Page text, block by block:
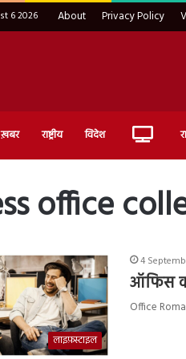
6 2026 About Privacy Policy
राष्ट्रीय विदेश Live
office
लाइफ़स्टाइल
4
ऑफिस
Office